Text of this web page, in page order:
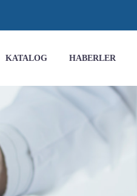
KATALOG HABERLER